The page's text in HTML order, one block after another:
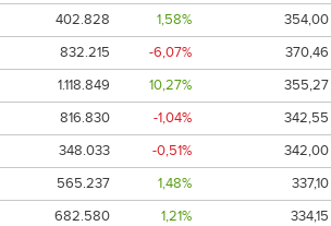
402.828 1,58%
354,00
832.215 -6,07%
370,46
1.118.849 10,27%
355,27
816.830 -1,04%
342,55
348.033 -0,51%
342,00
565.237 1,48%
337,10
682.580 1,21%
334,15